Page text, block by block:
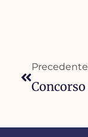
Precedente